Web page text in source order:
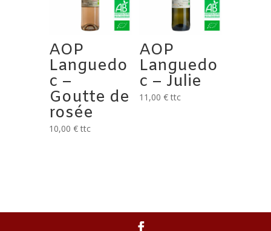
AOP
Languedo
c –
Goutte de
rosée
10,00 € ttc
AOP
Languedo
c – Julie
11,00 € ttc